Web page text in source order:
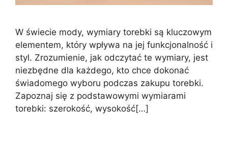
W świecie mody, wymiary torebki są kluczowym
elementem, który wpływa na jej funkcjonalność i
styl. Zrozumienie, jak odczytać te wymiary, jest
niezbędne dla każdego, kto chce dokonać
świadomego wyboru podczas zakupu torebki.
Zapoznaj się z podstawowymi wymiarami
torebki: szerokość, wysokość[…]